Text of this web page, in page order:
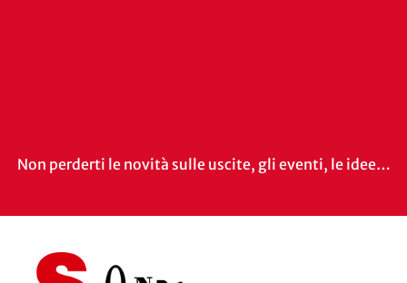
Non perderti le novità sulle uscite, gli eventi, le idee…